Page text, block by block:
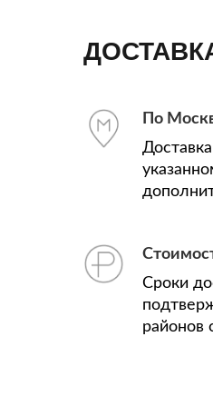
По
Сроки
районов